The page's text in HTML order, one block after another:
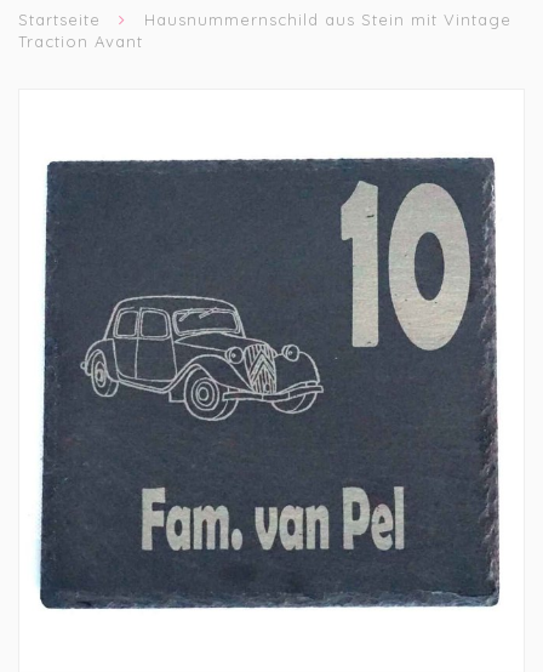
Startseite
Hausnummernschild aus Stein mit Vintage
Traction Avant